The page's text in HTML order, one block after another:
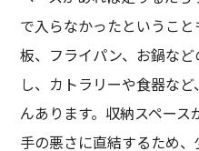
で入らなかったというこ
板、フライパン、お鍋な
し、カトラリーや食器な
んあります。収納スペー
手の悪さに直結するため